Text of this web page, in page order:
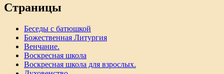
Страницы
Беседы с батюшкой
Божественная Литургия
Венчание.
Воскресная школа
Воскресная школа для взрослых.